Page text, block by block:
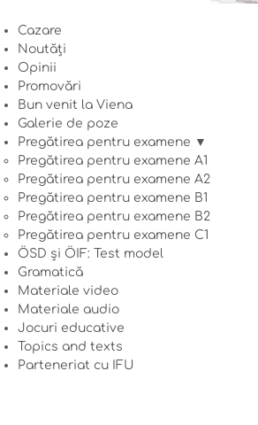
Cazare
Noutăți
Opinii
Promovări
Bun venit la Viena
Galerie de poze
Pregătirea pentru examene ▼
Pregătirea pentru examene A1
Pregătirea pentru examene A2
Pregătirea pentru examene B1
Pregătirea pentru examene B2
Pregătirea pentru examene C1
ÖSD și ÖIF: Test model
Gramatică
Materiale video
Materiale audio
Jocuri educative
Topics and texts
Parteneriat cu IFU